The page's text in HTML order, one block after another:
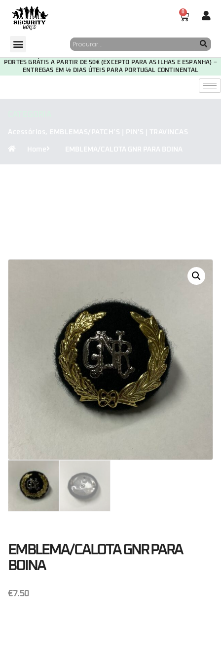
0
PORTES GRÁTIS A PARTIR DE 50€ (EXCEPTO PARA AS ILHAS E ESPANHA) –
ENTREGAS EM ½ DIAS ÚTEIS PARA PORTUGAL CONTINENTAL
Acessórios, EMBLEMAS/PATCH’S | PIN'S | TRAVINCAS
Home EMBLEMA/CALOTA GNR PARA BOINA
EMBLEMA/CALOTA GNR PARA
BOINA
€7.50